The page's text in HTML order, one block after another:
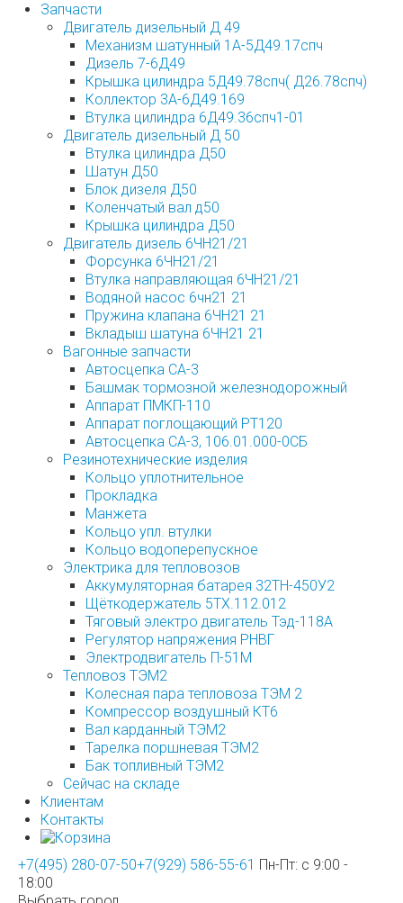
Запчасти
Двигатель дизельный Д 49
Механизм шатунный 1А-5Д49.17спч
Дизель 7-6Д49
Крышка цилиндра 5Д49.78спч( Д26.78спч)
Коллектор 3А-6Д49.169
Втулка цилиндра 6Д49.36спч1-01
Двигатель дизельный Д 50
Втулка цилиндра Д50
Шатун Д50
Блок дизеля Д50
Коленчатый вал д50
Крышка цилиндра Д50
Двигатель дизель 6ЧН21/21
Форсунка 6ЧН21/21
Втулка направляющая 6ЧН21/21
Водяной насос 6чн21 21
Пружина клапана 6ЧН21 21
Вкладыш шатуна 6ЧН21 21
Вагонные запчасти
Автосцепка СА-3
Башмак тормозной железнодорожный
Аппарат ПМКП-110
Аппарат поглощающий РТ120
Автосцепка СА-3, 106.01.000-0СБ
Резинотехнические изделия
Кольцо уплотнительное
Прокладка
Манжета
Кольцо упл. втулки
Кольцо водоперепускное
Электрика для тепловозов
Аккумуляторная батарея 32ТН-450У2
Щёткодержатель 5ТХ.112.012
Тяговый электро двигатель Тэд-118А
Регулятор напряжения РНВГ
Электродвигатель П-51М
Тепловоз ТЭМ2
Колесная пара тепловоза ТЭМ 2
Компрессор воздушный КТ6
Вал карданный ТЭМ2
Тарелка поршневая ТЭМ2
Бак топливный ТЭМ2
Сейчас на складе
Клиентам
Контакты
+7(495) 280-07-50+7(929) 586-55-61 Пн-Пт: с 9:00 -
18:00